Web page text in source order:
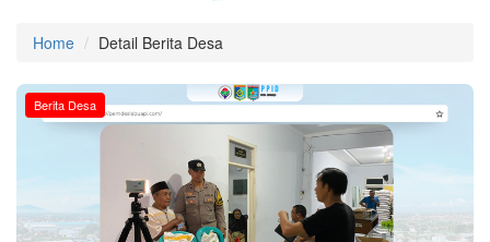
Home Detail Berita Desa
Berita Desa